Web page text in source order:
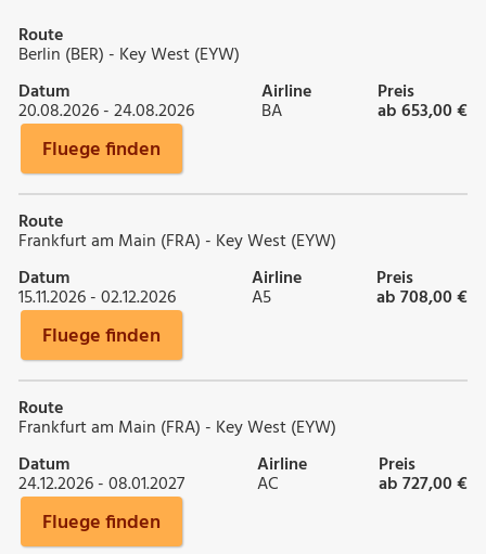
Route
Berlin (BER) - Key West (EYW)
Datum
20.08.2026 - 24.08.2026
Airline
BA
Preis
ab 653,00 €
Fluege finden
Route
Frankfurt am Main (FRA) - Key West (EYW)
Datum
15.11.2026 - 02.12.2026
Airline
A5
Preis
ab 708,00 €
Fluege finden
Route
Frankfurt am Main (FRA) - Key West (EYW)
Datum
24.12.2026 - 08.01.2027
Airline
AC
Preis
ab 727,00 €
Fluege finden